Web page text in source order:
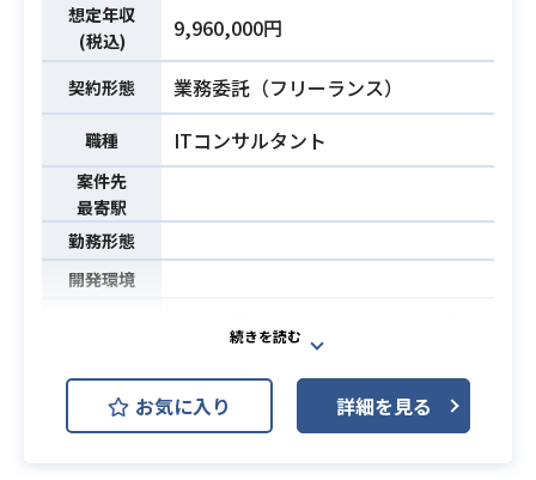
業務内容
的な観点からの精度担保、検証、品
質改善案の提示
・顧客向き合いの営業担当およびサ
ービス企画のメンバーから、顧客の
課題やアウトプットしたい内容を聞
考慮して分析、シミュレーションの
ュレーションや最適化アルゴリズム
互にレビューしながらアウトプット
を完成させる
想定年収
(税込)
9,960,000円
契約形態 業務委託（フリーランス）
職種 ITコンサルタント
案件先
最寄駅
勤務形態
開発環境
サーバ更改、インフラユニット業務
に携わっていただきます。
IBM 製品（WAS/ISAM ）のスキルを
保有している方を募集しています。
お気に入り 詳細を見る